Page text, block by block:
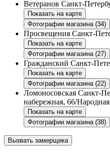
Ветеранов Санкт-
Показать на карте
Фотографии магазина (34)
Просвещения Санкт-
Показать на карте
Фотографии магазина (27)
Гражданский Санкт-
Показать на карте
Фотографии магазина (22)
Ломоносовская Санкт-
набережная, 66/
Показать на карте
Фотографии магазина (38)
Вызвать замерщика